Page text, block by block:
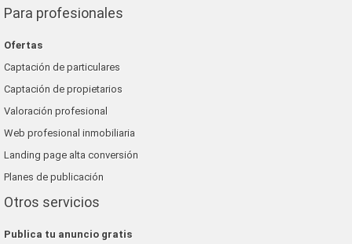
Para profesionales
Ofertas
Captación de particulares
Captación de propietarios
Valoración profesional
Web profesional inmobiliaria
Landing page alta conversión
Planes de publicación
Otros servicios
Publica tu anuncio gratis